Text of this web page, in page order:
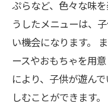
ぷらなど、色々な味
うしたメニューは、
い機会になります。
ースやおもちゃを用
により、子供が遊ん
しむことができます